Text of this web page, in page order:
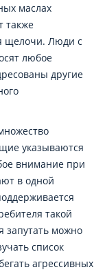
маслах
также
щелочи. Люди с
любое
другие
указываются
внимание при
в одной
такой
запутать можно
список
агрессивных